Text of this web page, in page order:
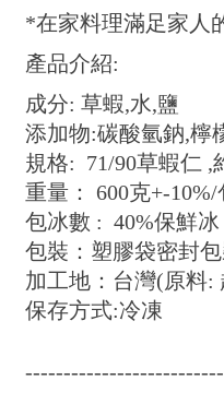
*在家料理滿足家人
產品介紹:
成分: 草蝦,水,鹽
添加物:碳酸氫鈉,檸
規格: 71/90草蝦仁 ,
重量： 600克+-10%/
包冰數 : 40%保鮮冰
包裝：塑膠袋密封
加工地：台灣(原料:
保存方式:冷凍